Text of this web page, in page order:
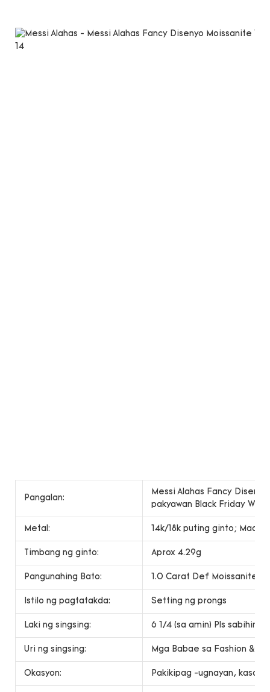
Pangalan:
Messi Alahas Fancy
pakyawan Black Friday
Metal: 14k/18k puting ginto;
Timbang ng ginto: Aprox 4.29g
Pangunahing Bato: 1.0 Carat Def Moissanite
Istilo ng pagtatakda: Setting ng prongs
Laki ng singsing: 6 1/4 (sa amin) Pls sabihin
Uri ng singsing: Mga Babae sa Fashion &
Okasyon: Pakikipag -ugnayan,